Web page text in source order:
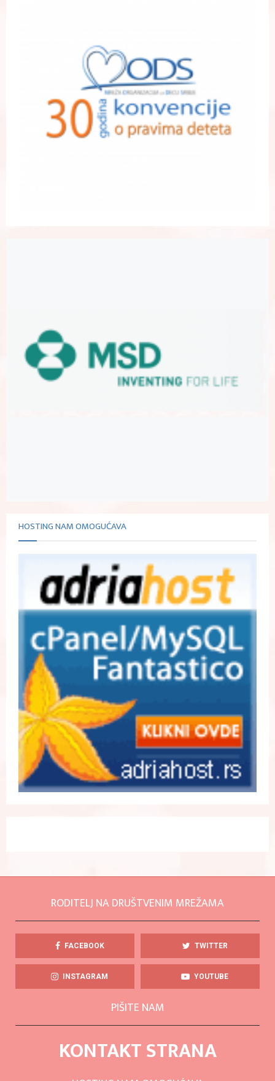
HOSTING NAM OMOGUĆAVA
RODITELJ NA DRUŠTVENIM MREŽAMA
FACEBOOK TWITTER
INSTAGRAM YOUTUBE
PIŠITE NAM
KONTAKT STRANA